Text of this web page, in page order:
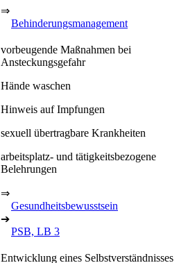
⇒
Behinderungsmanagement
vorbeugende Maßnahmen bei
Ansteckungsgefahr
Hände waschen
Hinweis auf Impfungen
sexuell übertragbare Krankheiten
arbeitsplatz- und tätigkeitsbezogene
Belehrungen
⇒
Gesundheitsbewusstsein
➔
PSB, LB 3
Entwicklung eines Selbstverständnisses